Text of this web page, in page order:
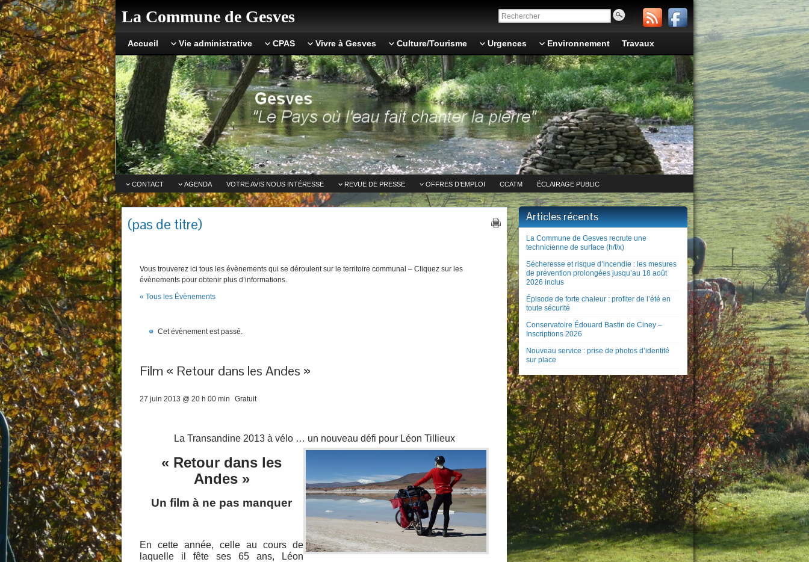
La Commune de Gesves
Accueil Vie administrative CPAS Vivre à Gesves Culture/Tourisme Urgences Environnement Travaux
CONTACT AGENDA VOTRE AVIS NOUS INTÉRESSE REVUE DE PRESSE OFFRES D’EMPLOI CCATM ÉCLAIRAGE PUBLIC
(pas de titre)
Vous trouverez ici tous les évènements qui se déroulent sur le territoire communal – Cliquez sur les
évènements pour obtenir plus d’informations.
« Tous les Évènements
Cet évènement est passé.
Film « Retour dans les Andes »
27 juin 2013 @ 20 h 00 min Gratuit
La Transandine 2013 à vélo … un nouveau défi pour Léon Tillieux
« Retour dans les
Andes »
Un film à ne pas manquer
En cette année, celle au cours de
laquelle il fête ses 65 ans, Léon
Articles récents
La Commune de Gesves recrute une
technicienne de surface (h/f/x)
Sécheresse et risque d’incendie : les mesures
de prévention prolongées jusqu’au 18 août
2026 inclus
Épisode de forte chaleur : profiter de l’été en
toute sécurité
Conservatoire Édouard Bastin de Ciney –
Inscriptions 2026
Nouveau service : prise de photos d’identité
sur place